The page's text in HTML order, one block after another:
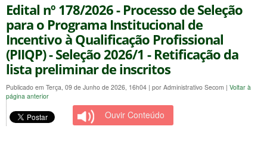
Edital nº 178/2026 - Processo de Seleção
para o Programa Institucional de
Incentivo à Qualificação Profissional
(PIIQP) - Seleção 2026/1 - Retificação da
lista preliminar de inscritos
Publicado em Terça, 09 de Junho de 2026, 16h04 | por Administrativo Secom | Voltar à
página anterior
Ouvir Conteúdo